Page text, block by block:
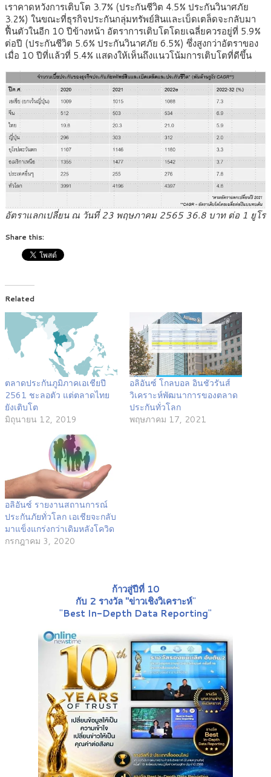
เราคาดหวังการเติบโต 3.7% (ประกันชีวิต 4.5% ประกันวินาศภัย
3.2%) ในขณะที่ธุรกิจประกันกลุ่มทรัพย์สินและเบ็ดเตล็ดจะกลับมา
ฟื้นตัวในอีก 10 ปีข้างหน้า อัตราการเติบโตโดยเฉลี่ยควรอยู่ที่ 5.9%
ต่อปี (ประกันชีวิต 5.6% ประกันวินาศภัย 6.5%) ซึ่งสูงกว่าอัตราของ
เมื่อ 10 ปีที่แล้วที่ 5.4% แสดงให้เห็นถึงแนวโน้มการเติบโตที่ดีขึ้น
อัตราแลกเปลี่ยน ณ วันที่ 23 พฤษภาคม 2565 36.8 บาท ต่อ 1 ยูโร
Share this:
Related
ตลาดประกันภูมิภาคเอเชียปี
2561 ชะลอตัว แต่ตลาดไทย
ยังเติบโต
มิถุนายน 12, 2019
อลิอันซ์ โกลบอล อินชัวรันส์
วิเคราะห์พัฒนาการของตลาด
ประกันทั่วโลก
พฤษภาคม 17, 2021
อลิอันซ์ รายงานสถานการณ์
ประกันภัยทั่วโลก เอเชียจะกลับ
มาแข็งแกร่งกว่าเดิมหลังโควิด
กรกฎาคม 3, 2020
ก้าวสู่ปีที่ 10
กับ 2 รางวัล "ข่าวเชิงวิเคราะห์"
"Best In-Depth Data Reporting"